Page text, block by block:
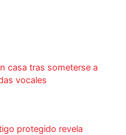
casa tras someterse a
vocales
protegido revela